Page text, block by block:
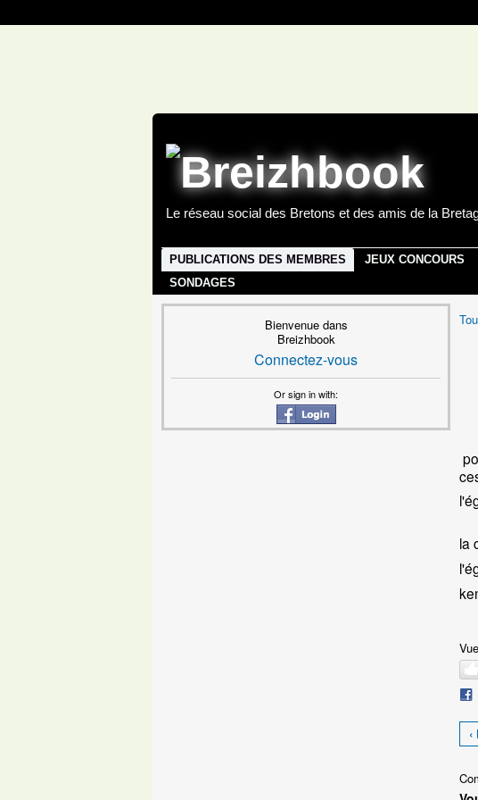
Le réseau social des Bretons et des amis de la
PUBLICATIONS DES MEMBRES JEUX CONCOURS
SONDAGES
Bienvenue dans
Breizhbook
Connectez-vous
Or sign in with:
la